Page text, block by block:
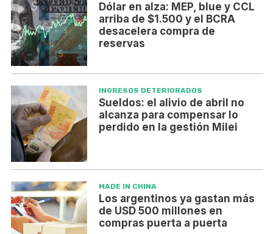
Dólar en alza: MEP, blue y CCL
arriba de $1.500 y el BCRA
desacelera compra de
reservas
INGRESOS DETERIORADOS
Sueldos: el alivio de abril no
alcanza para compensar lo
perdido en la gestión Milei
MADE IN CHINA
Los argentinos ya gastan más
de USD 500 millones en
compras puerta a puerta